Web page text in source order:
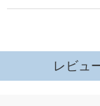
詳細はこちら
レビュ